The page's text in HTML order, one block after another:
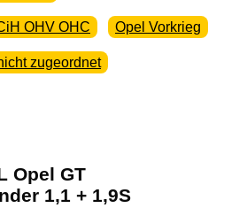
OHV OHC Opel Vorkrieg
zugeordnet
Opel GT
1,1 + 1,9S